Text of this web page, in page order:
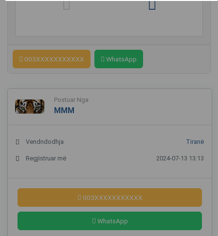
003XXXXXXXXXXX WhatsApp
Postuar Nga
MMM
Vendndodhja Tiranë
Regjistruar më 2024-07-13 13:13
003XXXXXXXXXXX
WhatsApp